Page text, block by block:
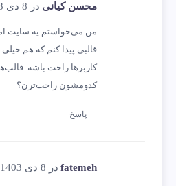
محسن کیانی در 8 دی 1403
من می‌خواستم یه سایت
قالبی پیدا کنم که هم
کاربرها راحت باشه.
کدومشون راحت‌ترن؟
پاسخ
fatemeh در 8 دی 1403